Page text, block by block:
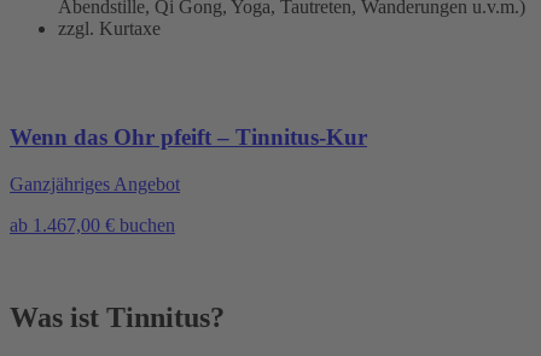
Abendstille, Qi Gong, Yoga, Tautreten, Wanderungen u.v.m.)
zzgl. Kurtaxe
Wenn das Ohr pfeift – Tinnitus-Kur
Ganzjähriges Angebot
ab 1.467,00 € buchen
Was ist Tinnitus?